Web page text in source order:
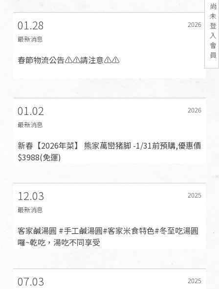
尚
未
登
入
會
員
01.28
2026
最新消息
春節物流公告⚠️⚠️請注意⚠️⚠️
01.02
2026
最新消息
新春【2026年菜】 熊家萬巒猪脚 -1/31前預購,優惠價
$3988(免運)
12.03
2025
最新消息
客家鹹湯圓 #手工鹹湯圓#客家米食特色#冬至吃湯圓
囉~乾吃，湯吃不同享受
07.03
2025